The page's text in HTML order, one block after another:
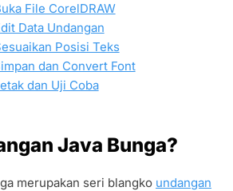
File CorelDRAW
Data Undangan
Posisi Teks
dan Convert Font
dan Uji Coba
Java Bunga?
merupakan seri blangko undangan